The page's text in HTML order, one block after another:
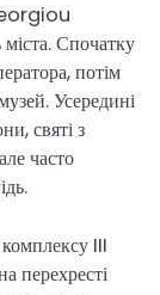
Спочатку
потім
Усередині
святі з
часто
III
перехресті